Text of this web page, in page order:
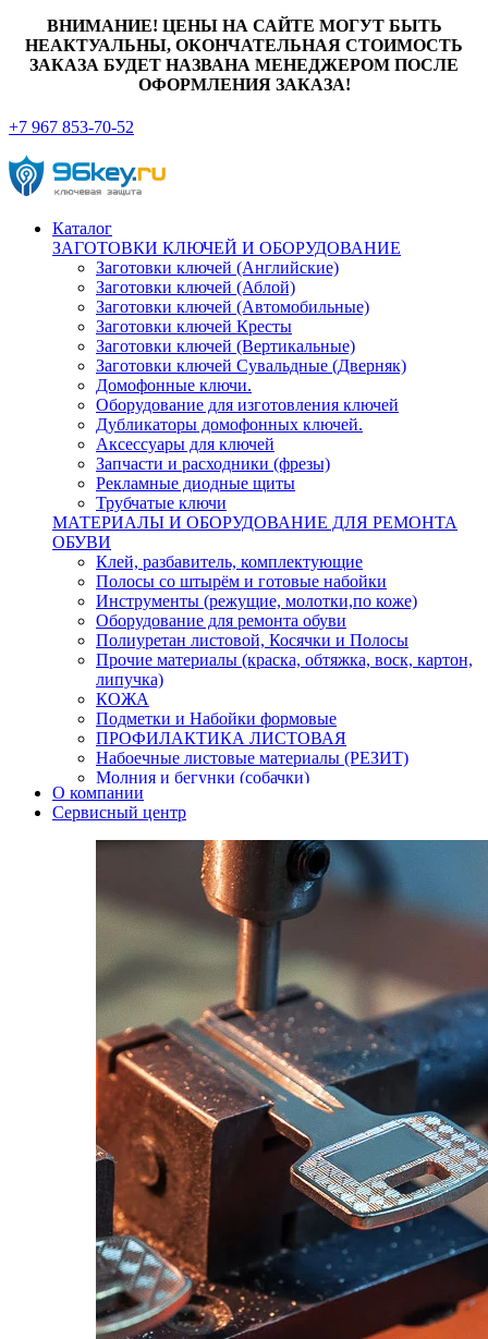
ВНИМАНИЕ! ЦЕНЫ НА САЙТЕ МОГУТ БЫТЬ
НЕАКТУАЛЬНЫ, ОКОНЧАТЕЛЬНАЯ СТОИМОСТЬ
ЗАКАЗА БУДЕТ НАЗВАНА МЕНЕДЖЕРОМ ПОСЛЕ
ОФОРМЛЕНИЯ ЗАКАЗА!
+7 967 853-70-52
Каталог
ЗАГОТОВКИ КЛЮЧЕЙ И ОБОРУДОВАНИЕ
Заготовки ключей (Английские)
Заготовки ключей (Аблой)
Заготовки ключей (Автомобильные)
Заготовки ключей Кресты
Заготовки ключей (Вертикальные)
Заготовки ключей Сувальдные (Дверняк)
Домофонные ключи.
Оборудование для изготовления ключей
Дубликаторы домофонных ключей.
Аксессуары для ключей
Запчасти и расходники (фрезы)
Рекламные диодные щиты
Трубчатые ключи
МАТЕРИАЛЫ И ОБОРУДОВАНИЕ ДЛЯ РЕМОНТА
ОБУВИ
Клей, разбавитель, комплектующие
Полосы со штырём и готовые набойки
Инструменты (режущие, молотки,по коже)
Оборудование для ремонта обуви
Полиуретан листовой, Косячки и Полосы
Прочие материалы (краска, обтяжка, воск, картон,
липучка)
КОЖА
Подметки и Набойки формовые
ПРОФИЛАКТИКА ЛИСТОВАЯ
Набоечные листовые материалы (РЕЗИТ)
Молния и бегунки (собачки)
Нитки,иглы-шило,крючки.
Уход и косметика для обуви
Кнопки (магнитые,кобурные)
Пряжки для ремня
О компании
Сервисный центр